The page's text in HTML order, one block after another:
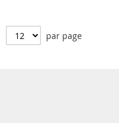
par page